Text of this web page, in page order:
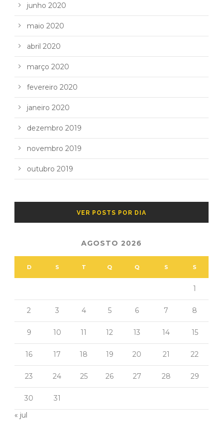
junho 2020
maio 2020
abril 2020
março 2020
fevereiro 2020
janeiro 2020
dezembro 2019
novembro 2019
outubro 2019
VER POSTS POR DIA
AGOSTO 2026
D S T Q Q S S
1
2 3 4 5 6 7 8
9 10 11 12 13 14 15
16 17 18 19 20 21 22
23 24 25 26 27 28 29
30
31
« jul